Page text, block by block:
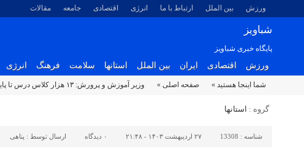
ورزش بین الملل ارتباط با ما انرژی اقتصادی جامعه مقالات
شباویز
پایگاه خبری شباویز
ورزش اقتصادی ایران بین الملل استانها سلامت فرهنگ انرژی
شما اینجا هستید » صفحه اصلی » وزیر آموزش و پرورش: ۱۳ هزار کلاس درس تا پایان امسال احداث می‌شود
گروه : استانها
شناسه : 13308 ۲۷ اردیبهشت ۱۴۰۳ - ۲۱:۴۸ ۰ دیدگاه ارسال توسط : پناهی